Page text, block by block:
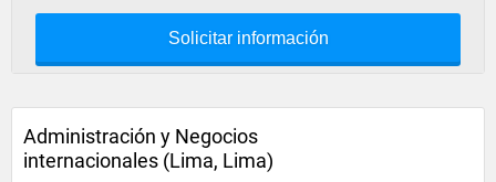
Solicitar información
Administración y Negocios
internacionales (Lima, Lima)